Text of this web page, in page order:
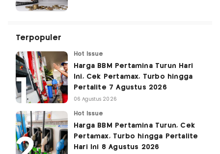
Terpopuler
Hot Issue
Harga BBM Pertamina Turun Hari
Ini, Cek Pertamax, Turbo hingga
Pertalite 7 Agustus 2026
06 Agustus 2026
Hot Issue
Harga BBM Pertamina Turun, Cek
Pertamax, Turbo hingga Pertalite
Hari Ini 8 Agustus 2026